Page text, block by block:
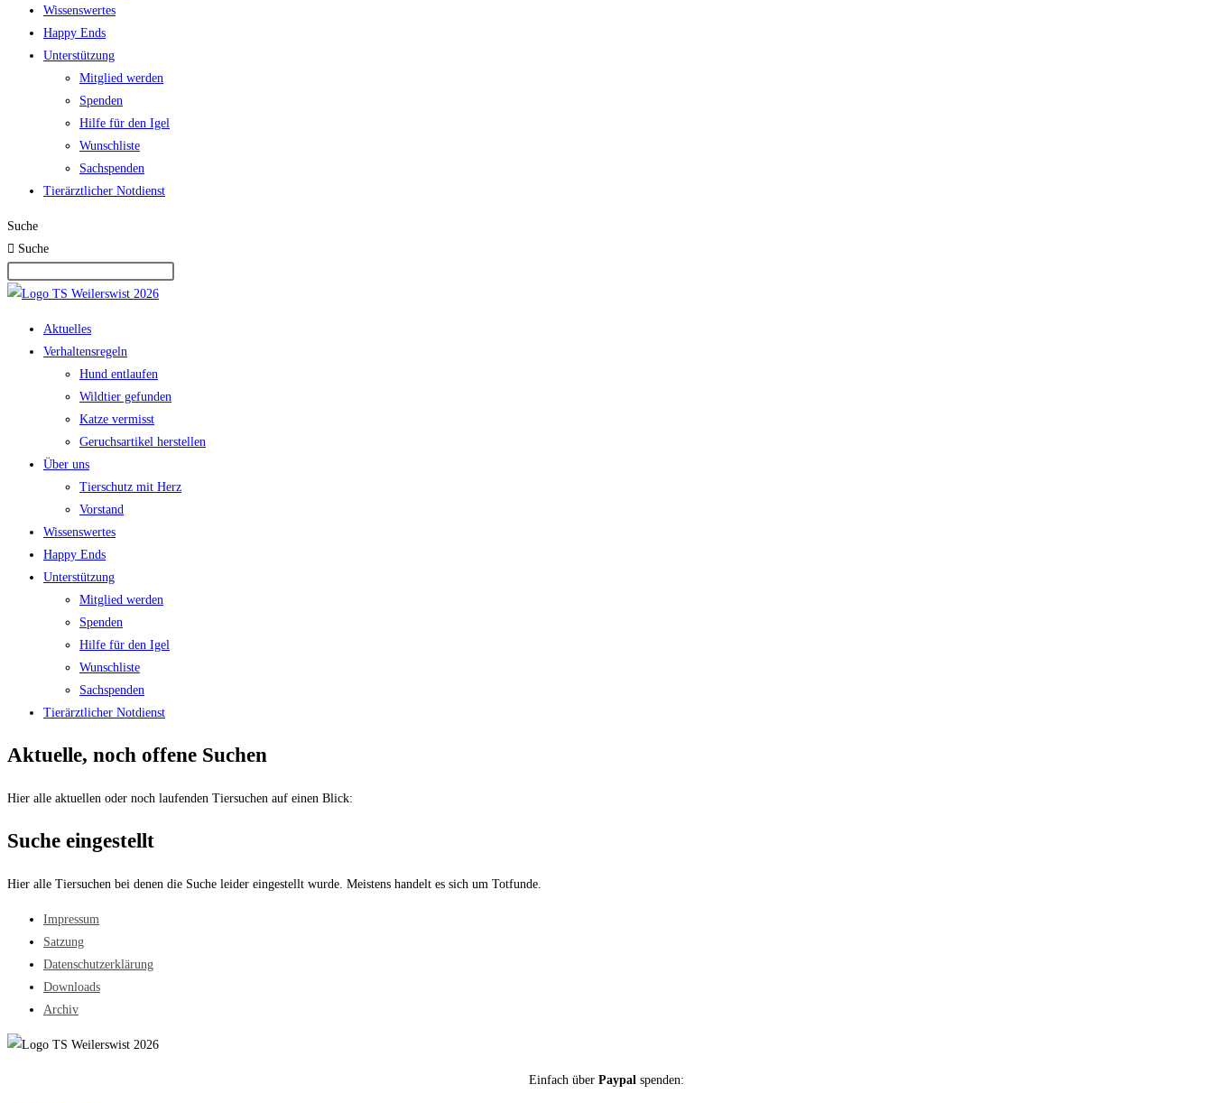
Wissenswertes
Happy Ends
Unterstützung
Mitglied werden
Spenden
Hilfe für den Igel
Wunschliste
Sachspenden
Tierärztlicher Notdienst
Suche
Suche
Aktuelles
Verhaltensregeln
Hund entlaufen
Wildtier gefunden
Katze vermisst
Geruchsartikel herstellen
Über uns
Tierschutz mit Herz
Vorstand
Wissenswertes
Happy Ends
Unterstützung
Mitglied werden
Spenden
Hilfe für den Igel
Wunschliste
Sachspenden
Tierärztlicher Notdienst
Aktuelle, noch offene Suchen
Hier alle aktuellen oder noch laufenden Tiersuchen auf einen Blick:
Suche eingestellt
Hier alle Tiersuchen bei denen die Suche leider eingestellt wurde. Meistens handelt es sich um Totfunde.
Impressum
Satzung
Datenschutzerklärung
Downloads
Archiv
Einfach über Paypal spenden: